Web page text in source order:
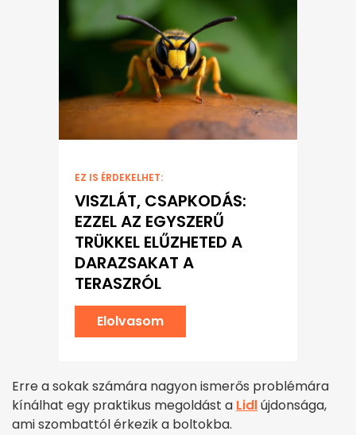
EZ IS ÉRDEKELHET:
VISZLÁT, CSAPKODÁS:
EZZEL AZ EGYSZERŰ
TRÜKKEL ELŰZHETED A
DARAZSAKAT A
TERASZRÓL
Elolvasom
Erre a sokak számára nagyon ismerős problémára
kínálhat egy praktikus megoldást a Lidlújdonsága,
ami szombattól érkezik a boltokba.